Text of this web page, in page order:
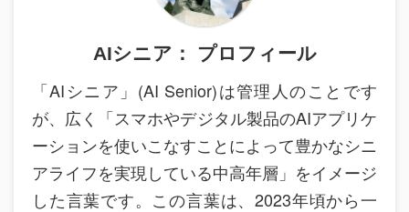
AIシニア： プロフィール
「AIシニア」(AI Senior)は管理人のことです
が、広く「スマホやデジタル製品のAIアプリケ
ーションを使いこなすことによって豊かなシニ
アライフを実現している中高年層」をイメージ
した言葉です。この言葉は、2023年頃から一